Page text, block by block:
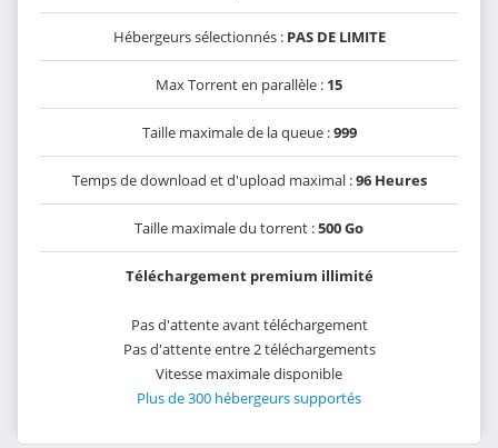
Hébergeurs sélectionnés : PAS DE LIMITE
Max Torrent en parallèle : 15
Taille maximale de la queue :999
Temps de download et d'upload maximal :96 Heures
Taille maximale du torrent :500 Go
Téléchargement premium illimité
Pas d'attente avant téléchargement
Pas d'attente entre 2 téléchargements
Vitesse maximale disponible
Plus de 300 hébergeurs supportés